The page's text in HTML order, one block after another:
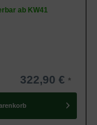
ab KW41
322,90 €